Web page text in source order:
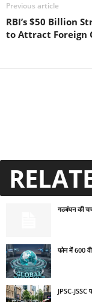
Previous article
RBI’s $50 Billion
to Attract Foreign
गठबंधन की
फोन में 600
JPSC-JSSC